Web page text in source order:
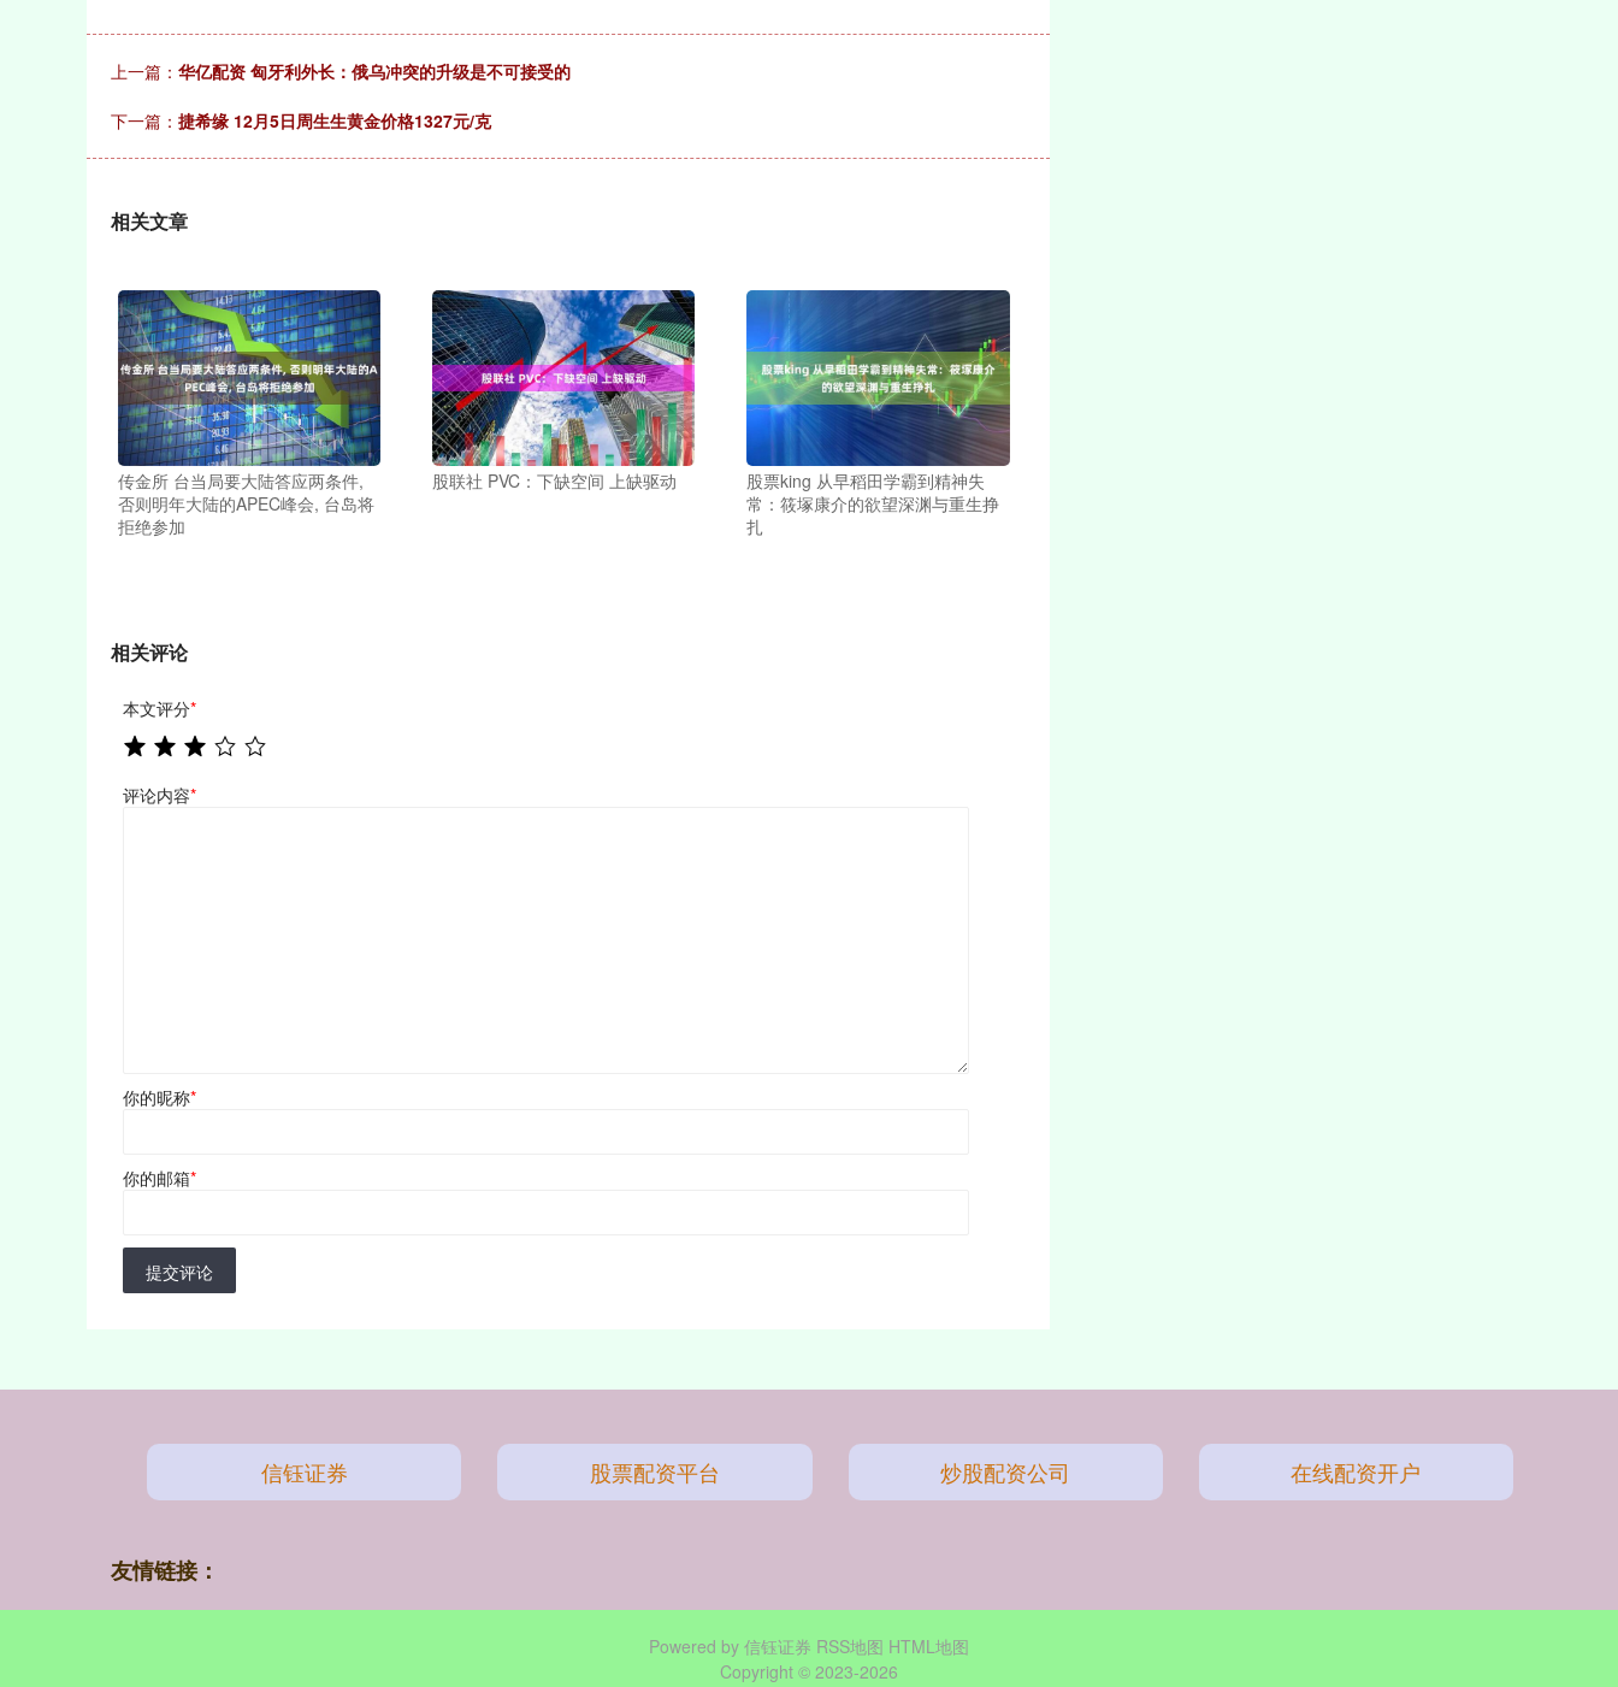
上一篇： 华亿配资 匈牙利外长：俄乌冲突的升级是不可接受的
下一篇： 捷希缘 12月5日周生生黄金价格1327元/克
相关文章
传金所 台当局要大陆答应两条件,
否则明年大陆的APEC峰会, 台岛将
拒绝参加
股联社 PVC：下缺空间 上缺驱动
股票king 从早稻田学霸到精神失
常：筱塚康介的欲望深渊与重生挣
扎
相关评论
本文评分*
评论内容*
你的昵称*
你的邮箱*
提交评论
信钰证券 股票配资平台 炒股配资公司 在线配资开户
友情链接：
Powered by 信钰证券 RSS地图 HTML地图
Copyright © 2023-2026